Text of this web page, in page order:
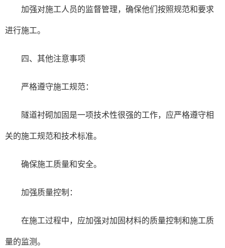
加强对施工人员的监督管理，确保他们按照规范和要求
进行施工。
四、其他注意事项
严格遵守施工规范：
隧道衬砌加固是一项技术性很强的工作，应严格遵守相
关的施工规范和技术标准。
确保施工质量和安全。
加强质量控制：
在施工过程中，应加强对加固材料的质量控制和施工质
量的监测。